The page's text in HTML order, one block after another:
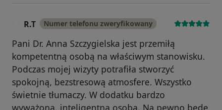
R.T Numer telefonu zweryfikowany
Pani Dr. Anna Szczygielska jest przemiłą
kompetentną osobą na właściwym stanowisku.
Podczas mojej wizyty potrafiła stworzyć
spokojną, bezstresową atmosfere. Wszystko
świetnie tłumaczy. W dodatku bardzo
wyważona, inteligentna osoba. Na pewno będę